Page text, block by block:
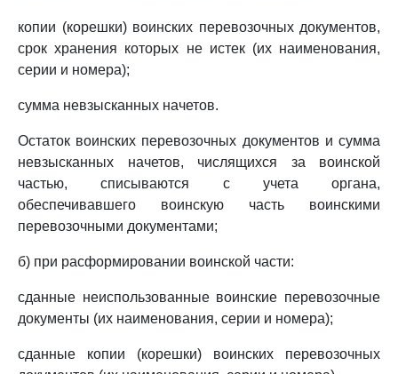
копии (корешки) воинских перевозочных документов,
срок хранения которых не истек (их наименования,
серии и номера);
сумма невзысканных начетов.
Остаток воинских перевозочных документов и сумма
невзысканных начетов, числящихся за воинской
частью, списываются с учета органа,
обеспечивавшего воинскую часть воинскими
перевозочными документами;
б) при расформировании воинской части:
сданные неиспользованные воинские перевозочные
документы (их наименования, серии и номера);
сданные копии (корешки) воинских перевозочных